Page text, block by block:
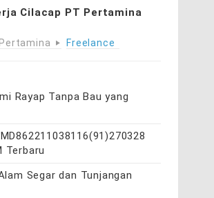
Cilacap PT Pertamina
Freelance
Rayap Tanpa Bau yang
Terbaru
Segar dan Tunjangan